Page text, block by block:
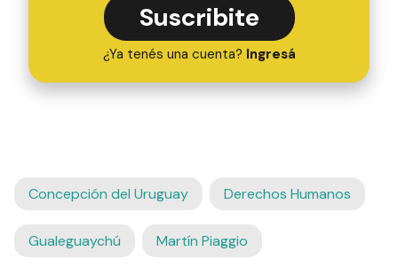
Suscribite
¿Ya tenés una cuenta? Ingresá
Concepción del Uruguay Derechos Humanos
Gualeguaychú Martín Piaggio